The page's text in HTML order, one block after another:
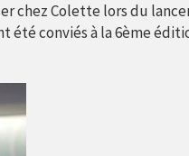
chez Colette lors du
été conviés à la 6ème